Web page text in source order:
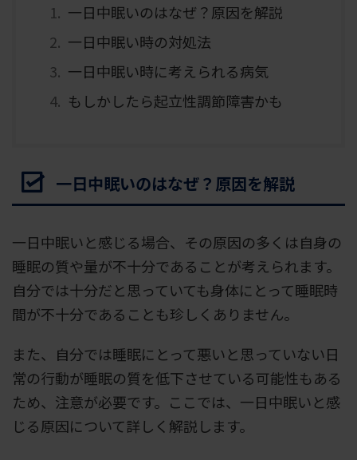
一日中眠いのはなぜ？原因を解説
一日中眠い時の対処法
一日中眠い時に考えられる病気
もしかしたら起立性調節障害かも
一日中眠いのはなぜ？原因を解説
一日中眠いと感じる場合、その原因の多くは自身の
睡眠の質や量が不十分であることが考えられます。
自分では十分だと思っていても身体にとって睡眠時
間が不十分であることも珍しくありません。
また、自分では睡眠にとって悪いと思っていない日
常の行動が睡眠の質を低下させている可能性もある
ため、注意が必要です。ここでは、一日中眠いと感
じる原因について詳しく解説します。